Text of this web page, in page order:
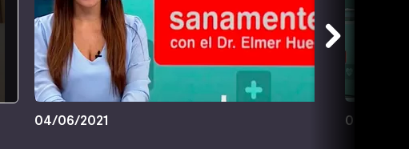
04/06/2021 09/06/